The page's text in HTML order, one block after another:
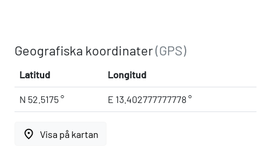
Geografiska koordinater(GPS)
Latitud Longitud
N 52.5175 ° E 13.402777777778 °
place Visa på kartan